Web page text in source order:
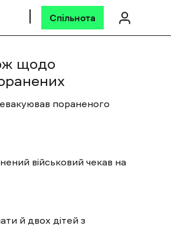
Спільнота
щодо
пораненого
військовий чекав на
й двох дітей з